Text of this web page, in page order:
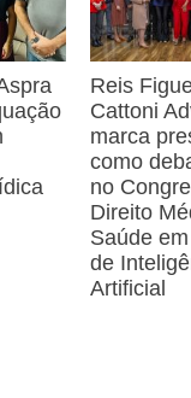
Reis
Cattoni
marca
como
no
Direito
Saúde
de
Artificial